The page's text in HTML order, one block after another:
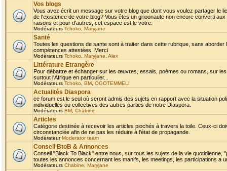
Vos blogs
Vous avez écrit un message sur votre blog que dont vous voulez partager le
de l'existence de votre blog? Vous êtes un grioonaute non encore converti
raisons et pour d'autres, cet espace est le votre.
Modérateurs Tchoko Maryjane
Santé
Toutes les questions de sante sont à traiter dans cette rubrique, sans
compétences attestées. Merci
Modérateurs Tchoko Maryjane Alex
Littérature Etrangère
Pour débattre et échanger sur les œuvres, essais, poèmes ou romans, sur
surtout l'Afrique en particulier...
Modérateurs Tchoko BM OGOTEMMELI
Actualités Diaspora
ce forum est le seul où seront admis des sujets en rapport avec la situation
individuelles ou collectives des autres parties de notre Diaspora.
Modérateurs BM Chabine
Articles
Catégorie destinée à recevoir les articles piochés à travers la toile. Ceux-ci
circonstanciée afin de ne pas les réduire à l'état de propagande.
ModérateurModerator team
Conseil BtoB & Annonces
Conseil "Black To Black" entre nous, sur tous les sujets de la vie
toutes les annonces concernant les manifs, les meetings, les participations a
Modérateurs Chabine Maryjane